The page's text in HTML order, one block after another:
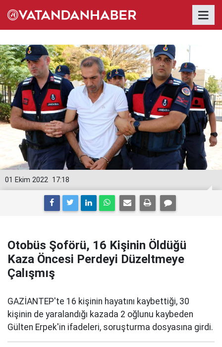
17:18
01 Ekim 2022
Otobüs Şoförü, 16 Kişinin Öldüğü
Kaza Öncesi Perdeyi Düzeltmeye
Çalışmış
GAZİANTEP'te 16 kişinin hayatını kaybettiği, 30
kişinin de yaralandığı kazada 2 oğlunu kaybeden
Gülten Erpek'in ifadeleri, soruşturma dosyasına girdi.